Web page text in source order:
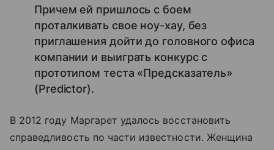
Причем ей пришлось с боем
проталкивать свое ноу-хау, без
приглашения дойти до головного офиса
компании и выиграть конкурс с
прототипом теста «Предсказатель»
(Predictor).
В 2012 году Маргарет удалось восстановить
справедливость по части известности. Женщина